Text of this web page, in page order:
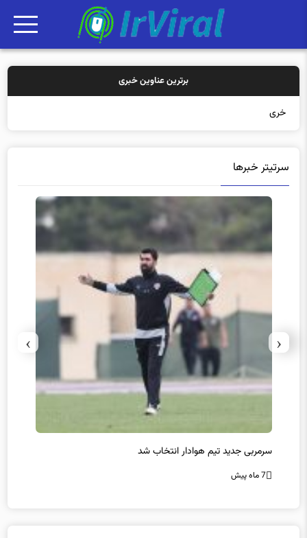
برترین عناوین خبری
خرید بیمه: سنت
سرتیتر خبرها
سرمربی جدید تیم هوادار انتخاب شد
7 ماه پیش
‹
›